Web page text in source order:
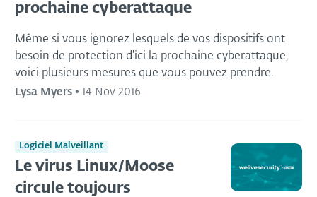
prochaine cyberattaque
Même si vous ignorez lesquels de vos dispositifs ont
besoin de protection d'ici la prochaine cyberattaque,
voici plusieurs mesures que vous pouvez prendre.
Lysa Myers • 14 Nov 2016
Logiciel Malveillant
Le virus Linux/Moose
circule toujours